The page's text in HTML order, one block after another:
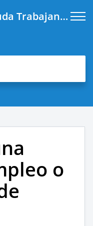
Ayuda Trabajando.com
o